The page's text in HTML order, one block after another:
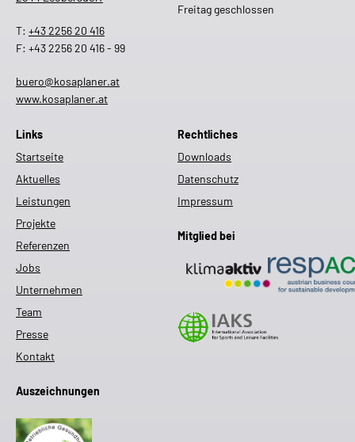
T: +43 2256 20 416
F: +43 2256 20 416 - 99
buero@kosaplaner.at
www.kosaplaner.at
Freitag geschlossen
Links
Startseite
Aktuelles
Leistungen
Projekte
Referenzen
Jobs
Unternehmen
Team
Presse
Kontakt
Rechtliches
Downloads
Datenschutz
Impressum
Mitglied bei
Auszeichnungen